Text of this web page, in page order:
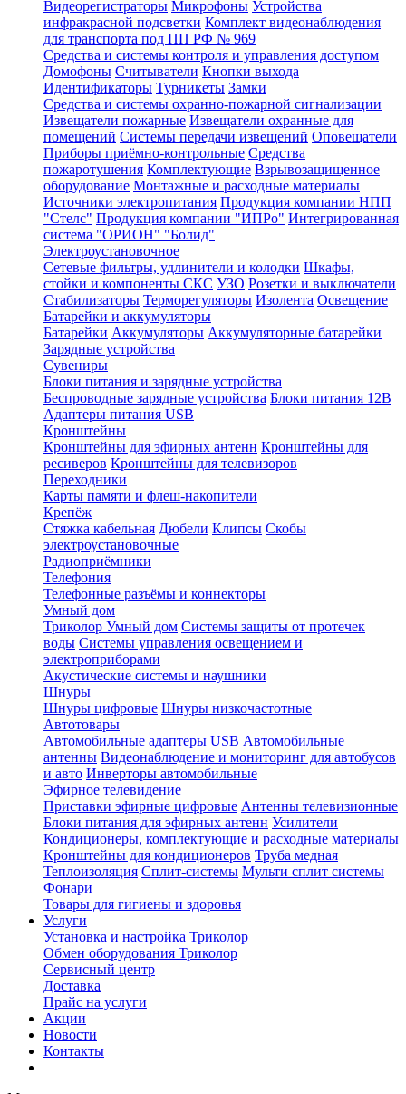
Видеорегистраторы Микрофоны Устройства
инфракрасной подсветки Комплект видеонаблюдения
для транспорта под ПП РФ № 969
Средства и системы контроля и управления доступом
Домофоны Считыватели Кнопки выхода
Идентификаторы Турникеты Замки
Средства и системы охранно-пожарной сигнализации
Извещатели пожарные Извещатели охранные для
помещений Системы передачи извещений Оповещатели
Приборы приёмно-контрольные Средства
пожаротушения Комплектующие Взрывозащищенное
оборудование Монтажные и расходные материалы
Источники электропитания Продукция компании НПП
"Стелс" Продукция компании "ИПРо" Интегрированная
система "ОРИОН" "Болид"
Электроустановочное
Сетевые фильтры, удлинители и колодки Шкафы,
стойки и компоненты СКС УЗО Розетки и выключатели
Стабилизаторы Терморегуляторы Изолента Освещение
Батарейки и аккумуляторы
Батарейки Аккумуляторы Аккумуляторные батарейки
Зарядные устройства
Сувениры
Блоки питания и зарядные устройства
Беспроводные зарядные устройства Блоки питания 12В
Адаптеры питания USB
Кронштейны
Кронштейны для эфирных антенн Кронштейны для
ресиверов Кронштейны для телевизоров
Переходники
Карты памяти и флеш-накопители
Крепёж
Стяжка кабельная Дюбели Клипсы Скобы
электроустановочные
Радиоприёмники
Телефония
Телефонные разъёмы и коннекторы
Умный дом
Триколор Умный дом Системы защиты от протечек
воды Системы управления освещением и
электроприборами
Акустические системы и наушники
Шнуры
Шнуры цифровые Шнуры низкочастотные
Автотовары
Автомобильные адаптеры USB Автомобильные
антенны Видеонаблюдение и мониторинг для автобусов
и авто Инверторы автомобильные
Эфирное телевидение
Приставки эфирные цифровые Антенны телевизионные
Блоки питания для эфирных антенн Усилители
Кондиционеры, комплектующие и расходные материалы
Кронштейны для кондиционеров Труба медная
Теплоизоляция Сплит-системы Мульти сплит системы
Фонари
Товары для гигиены и здоровья
Услуги
Установка и настройка Триколор
Обмен оборудования Триколор
Сервисный центр
Доставка
Прайс на услуги
Акции
Новости
Контакты